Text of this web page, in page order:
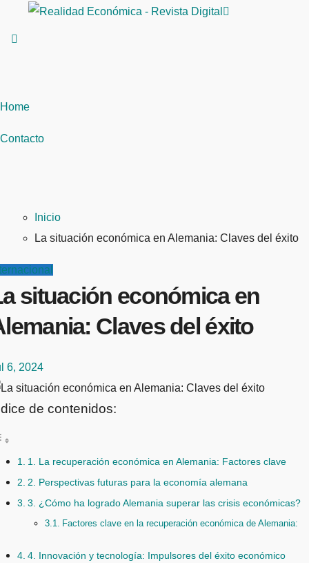
Home
Contacto
Inicio
La situación económica en Alemania: Claves del éxito
situación económica en
Claves del éxito
6, 2024
de contenidos:
1. La recuperación económica en Alemania: Factores clave
2. Perspectivas futuras para la economía alemana
3. ¿Cómo ha logrado Alemania superar las crisis económicas?
Factores clave en la recuperación económica de Alemania:
4. Innovación y tecnología: Impulsores del éxito económico